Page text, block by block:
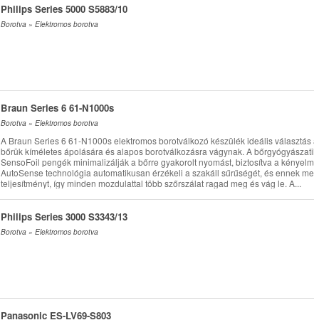
Philips Series 5000 S5883/10
Borotva » Elektromos borotva
Braun Series 6 61-N1000s
Borotva » Elektromos borotva
A Braun Series 6 61-N1000s elektromos borotválkozó készülék ideális
bőrük kíméletes ápolására és alapos borotválkozásra vágynak. A
SensoFoil pengék minimalizálják a bőrre gyakorolt nyomást, biztosítva a
AutoSense technológia automatikusan érzékeli a szakáll sűrűségét, és ennek
teljesítményt, így minden mozdulattal több szőrszálat ragad meg és vág le. A...
Philips Series 3000 S3343/13
Borotva » Elektromos borotva
Panasonic ES-LV69-S803